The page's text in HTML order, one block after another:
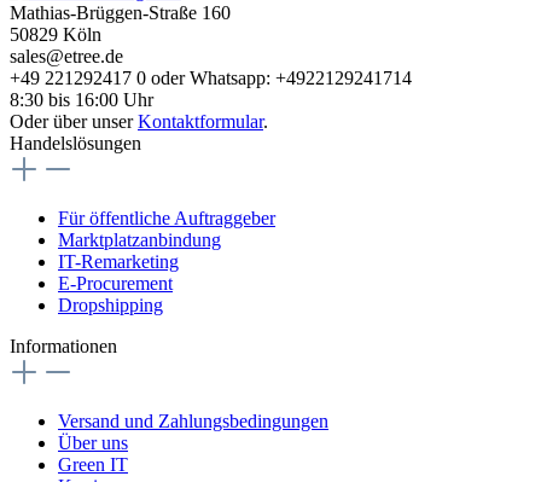
Mathias-Brüggen-Straße 160
50829 Köln
sales@etree.de
+49 221292417 0 oder Whatsapp: +4922129241714
8:30 bis 16:00 Uhr
Oder über unserKontaktformular.
Handelslösungen
Für öffentliche Auftraggeber
Marktplatzanbindung
IT-Remarketing
E-Procurement
Dropshipping
Informationen
Versand und Zahlungsbedingungen
Über uns
Green IT